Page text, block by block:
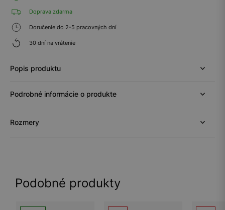
Doprava zdarma
Doručenie do 2-5 pracovných dní
30 dní na vrátenie
Popis produktu
Podrobné informácie o produkte
Rozmery
Podobné produkty